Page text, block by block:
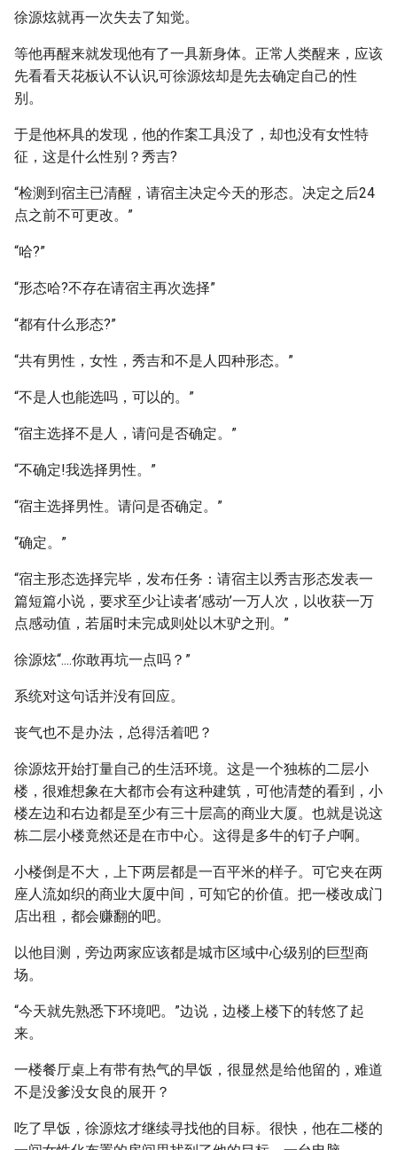
徐源炫就再一次失去了知觉。
等他再醒来就发现他有了一具新身体。正常人类醒来，应该
先看看天花板认不认识,可徐源炫却是先去确定自己的性
别。
于是他杯具的发现，他的作案工具没了，却也没有女性特
征，这是什么性别？秀吉?
“检测到宿主已清醒，请宿主决定今天的形态。决定之后24
点之前不可更改。”
“哈?”
“形态哈?不存在请宿主再次选择”
“都有什么形态?”
“共有男性，女性，秀吉和不是人四种形态。”
“不是人也能选吗，可以的。”
“宿主选择不是人，请问是否确定。”
“不确定!我选择男性。”
“宿主选择男性。请问是否确定。”
“确定。”
“宿主形态选择完毕，发布任务：请宿主以秀吉形态发表一
篇短篇小说，要求至少让读者‘感动’一万人次，以收获一万
点感动值，若届时未完成则处以木驴之刑。”
徐源炫“....你敢再坑一点吗？”
系统对这句话并没有回应。
丧气也不是办法，总得活着吧？
徐源炫开始打量自己的生活环境。这是一个独栋的二层小
楼，很难想象在大都市会有这种建筑，可他清楚的看到，小
楼左边和右边都是至少有三十层高的商业大厦。也就是说这
栋二层小楼竟然还是在市中心。这得是多牛的钉子户啊。
小楼倒是不大，上下两层都是一百平米的样子。可它夹在两
座人流如织的商业大厦中间，可知它的价值。把一楼改成门
店出租，都会赚翻的吧。
以他目测，旁边两家应该都是城市区域中心级别的巨型商
场。
“今天就先熟悉下环境吧。”边说，边楼上楼下的转悠了起
来。
一楼餐厅桌上有带有热气的早饭，很显然是给他留的，难道
不是没爹没女良的展开？
吃了早饭，徐源炫才继续寻找他的目标。很快，他在二楼的